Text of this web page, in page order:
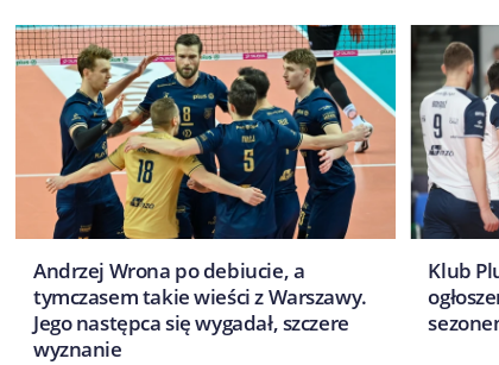
Andrzej Wrona po debiucie, a
tymczasem takie wieści z Warszawy.
Jego następca się wygadał, szczere
wyznanie
Klub